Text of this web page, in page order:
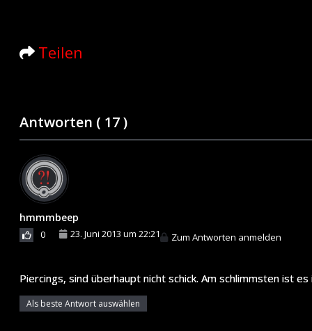
Teilen
Antworten ( 17)
hmmmbeep
0 23. Juni 2013 um 22:21 Zum Antworten anmelden
Piercings, sind überhaupt nicht schick. Am schlimmsten ist es
Als beste Antwort auswählen